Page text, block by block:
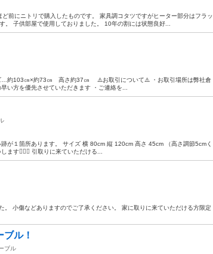
前にニトリで購入したものです。 家具調コタツですがヒーター部分はフラッ
。 子供部屋で使用しておりました。 10年の割には状態良好...
…約103㎝×約73㎝ 高さ約37㎝ ⚠️お取引について⚠️ ・お取引場所は弊社倉
い方を優先させていただきます ・ご連絡を...
が１箇所あります。 サイズ 横 80cm 縦 120cm 高さ 45cm （高さ調節5cmく
ます🙇🏻‍♀️ 引取りに来ていただける...
。 小傷などありますのでご了承ください。 家に取りに来ていただける方限定
ル！
ブル